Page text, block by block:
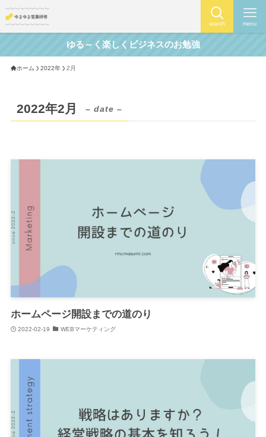
search menu
ゆる～く楽しくビジネスのお勉強
ホーム 2022年 2月
2022年2月 – date –
ホームページ開設までの道のり
2022-02-19 WEBマーケティング